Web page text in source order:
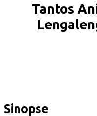
Tantos
Sinopse